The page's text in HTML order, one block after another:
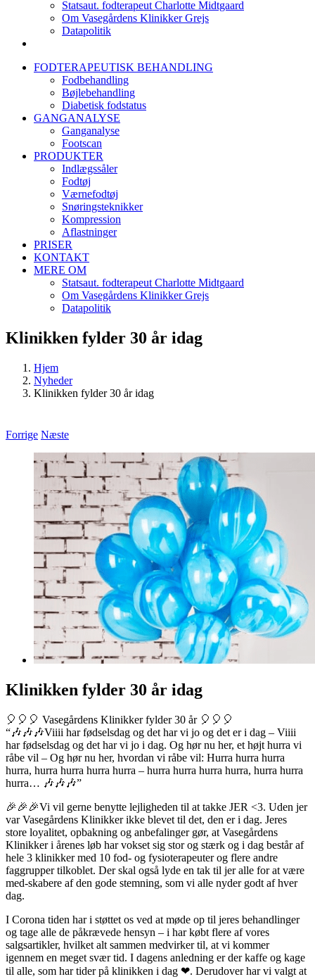
Statsaut. fodterapeut Charlotte Midtgaard
Om Vasegårdens Klinikker Grejs
Datapolitik
FODTERAPEUTISK BEHANDLING
Fodbehandling
Bøjlebehandling
Diabetisk fodstatus
GANGANALYSE
Ganganalyse
Footscan
PRODUKTER
Indlægssåler
Fodtøj
Værnefodtøj
Snøringsteknikker
Kompression
Aflastninger
PRISER
KONTAKT
MERE OM
Statsaut. fodterapeut Charlotte Midtgaard
Om Vasegårdens Klinikker Grejs
Datapolitik
Klinikken fylder 30 år idag
Hjem
Nyheder
Klinikken fylder 30 år idag
Forrige Næste
Se
større
Klinikken fylder 30 år idag
🎈🎈🎈 Vasegårdens Klinikker fylder 30 år 🎈🎈🎈
“🎶🎶🎶Viiii har fødselsdag og det har vi jo og det er i dag – Viiii
har fødselsdag og det har vi jo i dag. Og hør nu her, et højt hurra vi
råbe vil – Og hør nu her, hvordan vi råbe vil: Hurra hurra hurra
hurra, hurra hurra hurra hurra – hurra hurra hurra hurra, hurra hurra
hurra… 🎶🎶🎶”
🎉🎉🎉Vi vil gerne benytte lejligheden til at takke JER <3. Uden jer
var Vasegårdens Klinikker ikke blevet til det, den er i dag. Jeres
store loyalitet, opbakning og anbefalinger gør, at Vasegårdens
Klinikker i årenes løb har vokset sig stor og stærk og i dag består af
hele 3 klinikker med 10 fod- og fysioterapeuter og flere andre
faggrupper tilkoblet. Der skal også lyde en tak til jer alle for at være
med-skabere af den gode stemning, som vi alle nyder godt af hver
dag.
I Corona tiden har i støttet os ved at møde op til jeres behandlinger
og tage alle de påkrævede hensyn – i har købt flere af vores
salgsartikler, hvilket alt sammen medvirker til, at vi kommer
igennem en meget svær tid. I dagens anledning er der kaffe og kage
til alle, som har tider på klinikken i dag ❤. Derudover har vi valgt at